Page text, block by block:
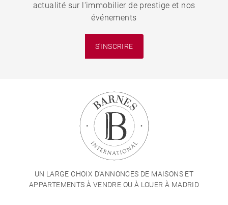
actualité sur l'immobilier de prestige et nos
événements
S'INSCRIRE
UN LARGE CHOIX D'ANNONCES DE MAISONS ET
APPARTEMENTS À VENDRE OU À LOUER À MADRID